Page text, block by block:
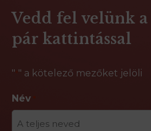
Vedd fel velünk
pár kattintással
" " a kötelező mezőket jelöli
Név